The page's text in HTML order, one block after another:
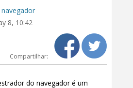
8, 10:42
Compartilhar:
do navegador é um